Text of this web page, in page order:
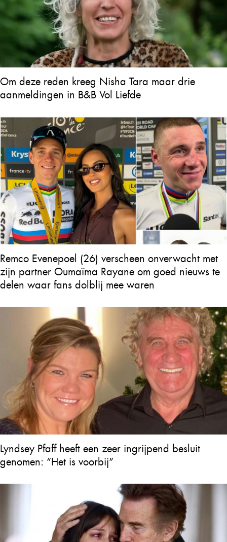
Om deze reden kreeg Nisha Tara maar drie
aanmeldingen in B&B Vol Liefde
Remco Evenepoel (26) verscheen onverwacht met
zijn partner Oumaïma Rayane om goed nieuws te
delen waar fans dolblij mee waren
Lyndsey Pfaff heeft een zeer ingrijpend besluit
genomen: “Het is voorbij”